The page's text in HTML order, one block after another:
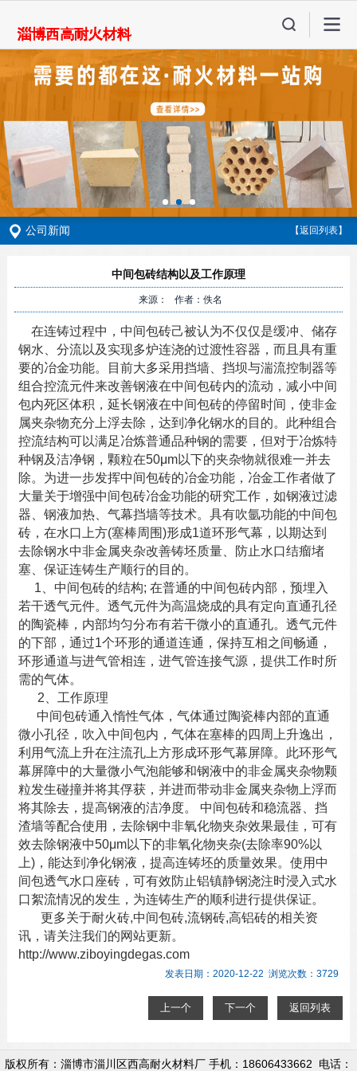
公司新闻 【返回列表】
中间包砖结构以及工作原理
来源： 作者：佚名
在连铸过程中，中间包砖己被认为不仅仅是缓冲、储存
钢水、分流以及实现多炉连浇的过渡性容器，而且具有重
要的冶金功能。目前大多采用挡墙、挡坝与湍流控制器等
组合控流元件来改善钢液在中间包砖内的流动，减小中间
包内死区体积，延长钢液在中间包砖的停留时间，使非金
属夹杂物充分上浮去除，达到净化钢水的目的。此种组合
控流结构可以满足冶炼普通品种钢的需要，但对于冶炼特
种钢及洁净钢，颗粒在50μm以下的夹杂物就很难一并去
除。为进一步发挥中间包砖的冶金功能，冶金工作者做了
大量关于增强中间包砖冶金功能的研究工作，如钢液过滤
器、钢液加热、气幕挡墙等技术。具有吹氩功能的中间包
砖，在水口上方(塞棒周围)形成1道环形气幕，以期达到
去除钢水中非金属夹杂改善铸坯质量、防止水口结瘤堵
塞、保证连铸生产顺行的目的。
1、中间包砖的结构; 在普通的中间包砖内部，预埋入
若干透气元件。透气元件为高温烧成的具有定向直通孔径
的陶瓷棒，内部均匀分布有若干微小的直通孔。透气元件
的下部，通过1个环形的通道连通，保持互相之间畅通，
环形通道与进气管相连，进气管连接气源，提供工作时所
需的气体。
2、工作原理
中间包砖通入惰性气体，气体通过陶瓷棒内部的直通
微小孔径，吹入中间包内，气体在塞棒的四周上升逸出，
利用气流上升在注流孔上方形成环形气幕屏障。此环形气
幕屏障中的大量微小气泡能够和钢液中的非金属夹杂物颗
粒发生碰撞并将其俘获，并进而带动非金属夹杂物上浮而
将其除去，提高钢液的洁净度。 中间包砖和稳流器、挡
渣墙等配合使用，去除钢中非氧化物夹杂效果最佳，可有
效去除钢液中50μm以下的非氧化物夹杂(去除率90%以
上)，能达到净化钢液，提高连铸坯的质量效果。使用中
间包透气水口座砖，可有效防止铝镇静钢浇注时浸入式水
口絮流情况的发生，为连铸生产的顺利进行提供保证。
更多关于耐火砖,中间包砖,流钢砖,高铝砖的相关资
讯，请关注我们的网站更新。
http://www.ziboyingdegas.com
发表日期：2020-12-22 浏览次数：3729
上一个 下一个 返回列表
版权所有：淄博市淄川区西高耐火材料厂 手机：18606433662 电话：